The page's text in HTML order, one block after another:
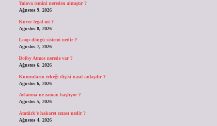
Yalova ismini nereden almıştır ?
Ağustos 9, 2026
Kuver legal mi ?
Ağustos 8, 2026
Loop döngü sistemi nedir ?
Ağustos 7, 2026
Dolby Atmos nerede var ?
Ağustos 6, 2026
Kumruların erkeği dişisi nasıl anlaşılır ?
Ağustos 6, 2026
Avlanma ne zaman başlıyor ?
Ağustos 5, 2026
Atatürk’e hakaret cezası nedir ?
Ağustos 4, 2026